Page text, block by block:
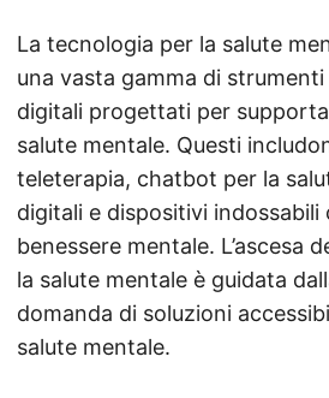
La tecnologia per la salute
una vasta gamma di
digitali progettati per
salute mentale. Questi
teleterapia, chatbot per la
digitali e dispositivi
benessere mentale. L’ascesa
la salute mentale è guidata
domanda di soluzioni
salute mentale.